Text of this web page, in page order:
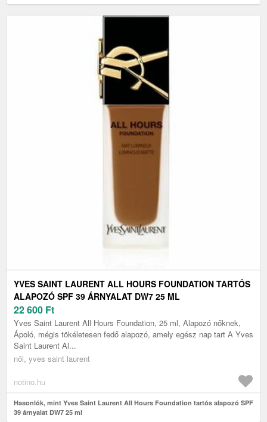
YVES SAINT LAURENT ALL HOURS FOUNDATION TARTÓS
ALAPOZÓ SPF 39 ÁRNYALAT DW7 25 ML
22 600 Ft
Yves Saint Laurent All Hours Foundation, 25 ml, Alapozó nőknek,
Ápoló, mégis tökéletesen fedő alapozó, amely egész nap tart A Yves
Saint Laurent Al...
női, yves saint laurent
notino.hu
Hasonlók, mint Yves Saint Laurent All Hours Foundation tartós alapozó SPF
39 árnyalat DW7 25 ml